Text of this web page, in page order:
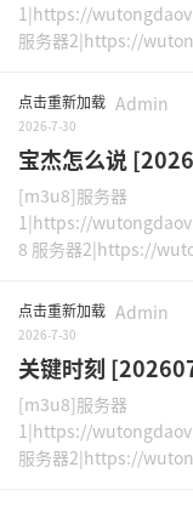
1|https://
服务器2|https://
点击重新加载 Admin
2026-7-30
宝杰怎么说
[m3u8]服务器
1|https://
8 服务器2|https://
点击重新加载 Admin
2026-7-30
关键时刻
[m3u8]服务器
1|https://
服务器2|https://